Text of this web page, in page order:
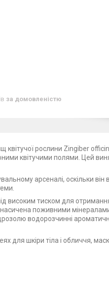
за домовленістю
квітучої рослини Zingiber
квітучими полями. Цей
арсеналі, оскільки він
високим тиском для
поживними
водорозчинні
для шкіри тіла і обличчя,